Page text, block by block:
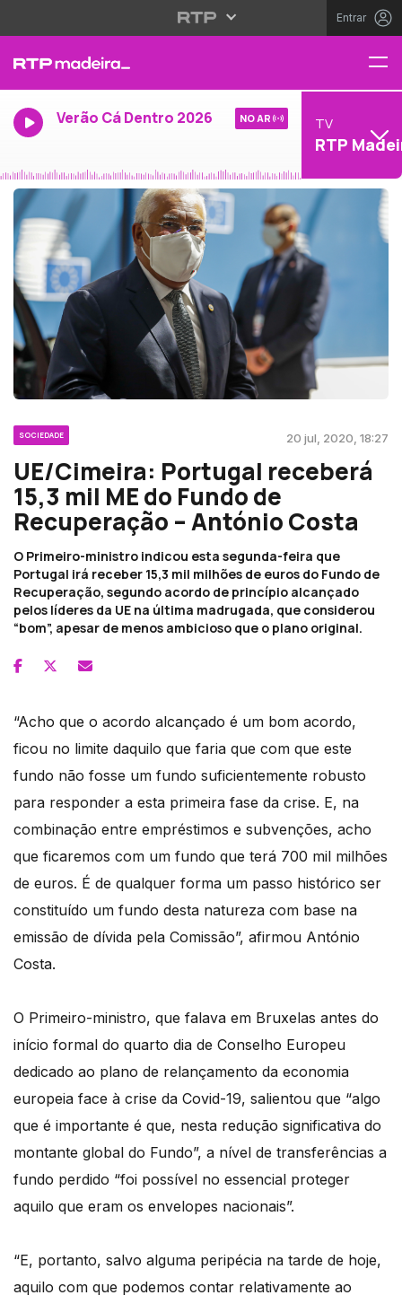
Entrar
Verão Cá Dentro 2026 NO AR TV
RTP
SOCIEDADE 20 jul, 2020, 18:27
UE/Cimeira: Portugal receberá
15,3 mil ME do Fundo de
Recuperação – António Costa
O Primeiro-ministro indicou esta segunda-feira que
Portugal irá receber 15,3 mil milhões de euros do Fundo de
Recuperação, segundo acordo de princípio alcançado
pelos líderes da UE na última madrugada, que considerou
“bom”, apesar de menos ambicioso que o plano original.
“Acho que o acordo alcançado é um bom acordo,
ficou no limite daquilo que faria que com que este
fundo não fosse um fundo suficientemente robusto
para responder a esta primeira fase da crise. E, na
combinação entre empréstimos e subvenções, acho
que ficaremos com um fundo que terá 700 mil milhões
de euros. É de qualquer forma um passo histórico ser
constituído um fundo desta natureza com base na
emissão de dívida pela Comissão”, afirmou António
Costa.
O Primeiro-ministro, que falava em Bruxelas antes do
início formal do quarto dia de Conselho Europeu
dedicado ao plano de relançamento da economia
europeia face à crise da Covid-19, salientou que “algo
que é importante é que, nesta redução significativa do
montante global do Fundo”, a nível de transferências a
fundo perdido “foi possível no essencial proteger
aquilo que eram os envelopes nacionais”.
“E, portanto, salvo alguma peripécia na tarde de hoje,
aquilo com que podemos contar relativamente ao